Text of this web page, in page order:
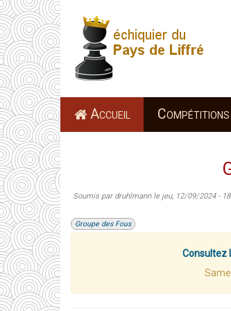
Aller
au
contenu
principal
Accueil Compétitions
Soumis par druhlmannle jeu, 12/09/2024 -
Groupe des Fous
Consultez